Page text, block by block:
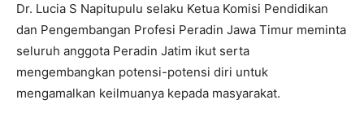
Dr. Lucia S Napitupulu selaku Ketua Komisi Pendidikan
dan Pengembangan Profesi Peradin Jawa Timur meminta
seluruh anggota Peradin Jatim ikut serta
mengembangkan potensi-potensi diri untuk
mengamalkan keilmuanya kepada masyarakat.